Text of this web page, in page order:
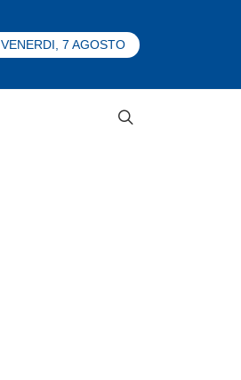
VENERDI, 7 AGOSTO